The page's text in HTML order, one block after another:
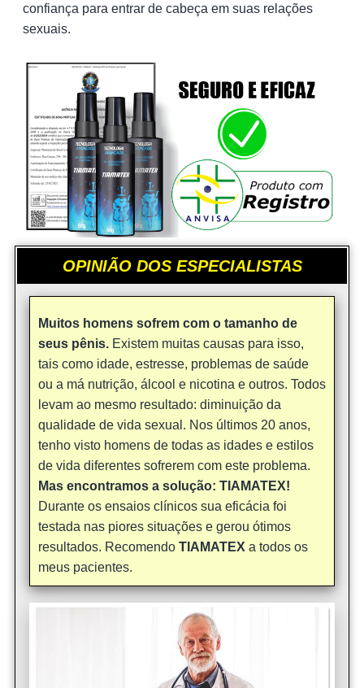
confiança para entrar de cabeça em suas relações
sexuais.
OPINIÃO DOS ESPECIALISTAS
Muitos homens sofrem com o tamanho de
seus pênis. Existem muitas causas para isso,
tais como idade, estresse, problemas de saúde
ou a má nutrição, álcool e nicotina e outros. Todos
levam ao mesmo resultado: diminuição da
qualidade de vida sexual. Nos últimos 20 anos,
tenho visto homens de todas as idades e estilos
de vida diferentes sofrerem com este problema.
Mas encontramos a solução: TIAMATEX!
Durante os ensaios clínicos sua eficácia foi
testada nas piores situações e gerou ótimos
resultados. Recomendo TIAMATEX a todos os
meus pacientes.